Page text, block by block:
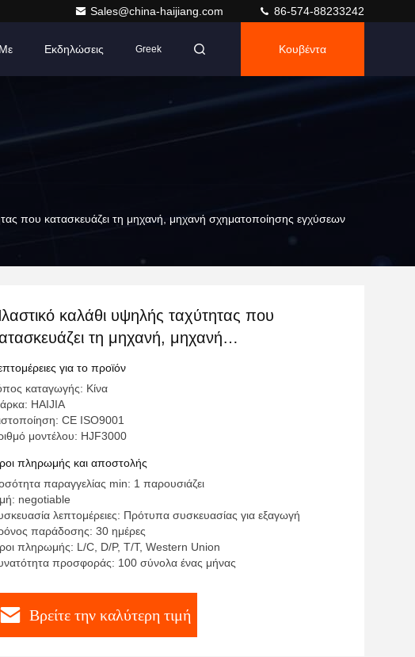
Sales@china-haijiang.com 86-574-88233242
Εκδηλώσεις Greek Κουβέντα
που κατασκευάζει τη μηχανή, μηχανή σχηματοποίησης εγχύσεων
καλάθι υψηλής ταχύτητας που
τη μηχανή, μηχανή
εγχύσεων 3000 τόνου
για το προϊόν
καταγωγής: Κίνα
HAIJIA
CE ISO9001
μοντέλου: HJF3000
πληρωμής και αποστολής
παραγγελίας min: 1 παρουσιάζει
negotiable
λεπτομέρειες: Πρότυπα συσκευασίας για εξαγωγή
παράδοσης: 30 ημέρες
πληρωμής: L/C, D/P, T/T, Western Union
προσφοράς: 100 σύνολα ένας μήνας
Βρείτε την καλύτερη τιμή